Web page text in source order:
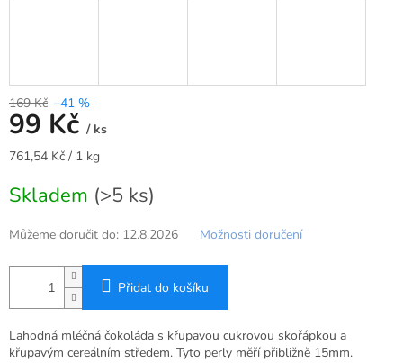
169 Kč –41 %
99 Kč / ks
Měrná
761,54 Kč / 1 kg
Skladem (>5 ks)
Můžeme doručit do: 12.8.2026 Možnosti doručení
Přidat do košíku
Lahodná mléčná čokoláda s křupavou cukrovou skořápkou a
křupavým cereálním středem. Tyto perly měří přibližně 15mm.